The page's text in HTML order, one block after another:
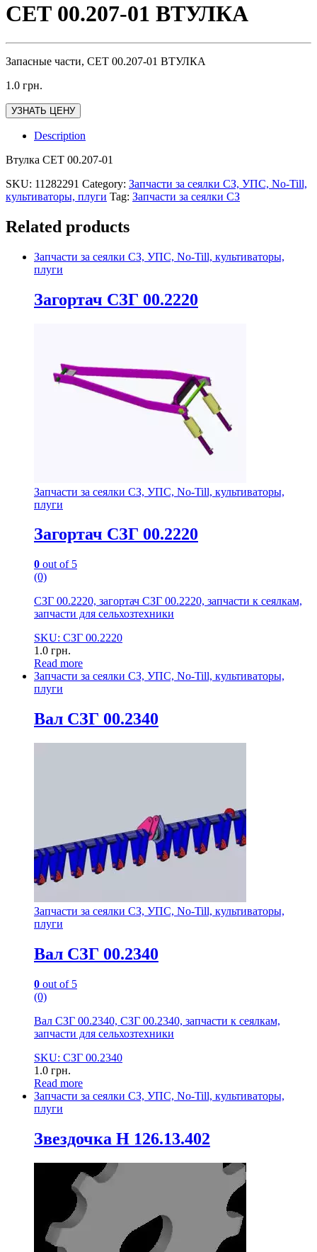
СЕТ 00.207-01 ВТУЛКА
Запасные части, СЕТ 00.207-01 ВТУЛКА
1.0 грн.
УЗНАТЬ ЦЕНУ
Description
Втулка СЕТ 00.207-01
SKU: 11282291 Category: Запчасти за сеялки СЗ, УПС, No-Till,
культиваторы, плуги Tag: Запчасти за сеялки СЗ
Related products
Запчасти за сеялки СЗ, УПС, No-Till, культиваторы,
плуги
Загортач СЗГ 00.2220
Запчасти за сеялки СЗ, УПС, No-Till, культиваторы,
плуги
Загортач СЗГ 00.2220
0 out of 5
(0)
СЗГ 00.2220, загортач СЗГ 00.2220, запчасти к сеялкам,
запчасти для сельхозтехники
SKU: СЗГ 00.2220
1.0 грн.
Read more
Запчасти за сеялки СЗ, УПС, No-Till, культиваторы,
плуги
Вал СЗГ 00.2340
Запчасти за сеялки СЗ, УПС, No-Till, культиваторы,
плуги
Вал СЗГ 00.2340
0 out of 5
(0)
Вал СЗГ 00.2340, СЗГ 00.2340, запчасти к сеялкам,
запчасти для сельхозтехники
SKU: СЗГ 00.2340
1.0 грн.
Read more
Запчасти за сеялки СЗ, УПС, No-Till, культиваторы,
плуги
Звездочка Н 126.13.402